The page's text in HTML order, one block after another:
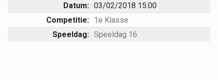
Datum: 03/02/2018 15:00
Competitie: 1e Klasse
Speeldag: Speeldag 16